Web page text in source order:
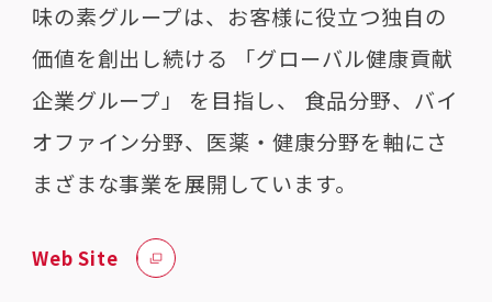
味の素グループは、お客様に役立つ独自の
価値を創出し続ける 「グローバル健康貢献
企業グループ」 を目指し、 食品分野、バイ
オファイン分野、医薬・健康分野を軸にさ
まざまな事業を展開しています。
Web Site